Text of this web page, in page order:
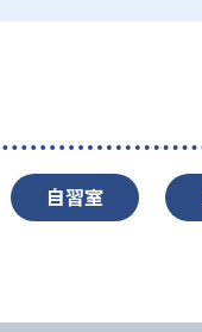
自習室